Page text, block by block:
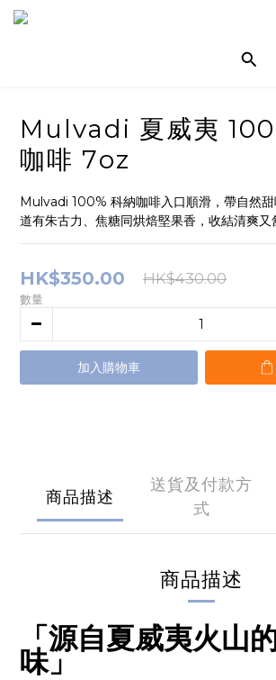
Mulvadi 夏威夷
咖啡 7oz
Mulvadi 100% 科納咖啡入口順滑，帶自然
道有朱古力、焦糖同烘焙堅果香，收結清爽又
HK$350.00 HK$430.00
數量
加入購物車
商品描述
送貨及付款方
式
商品描述
「源自夏威夷火山
味」